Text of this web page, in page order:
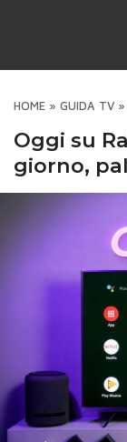
HOME » GUIDA TV »
Oggi su
giorno,